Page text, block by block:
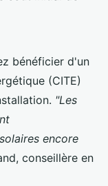
bénéficier d'un
(CITE)
"Les
encore
conseillère en